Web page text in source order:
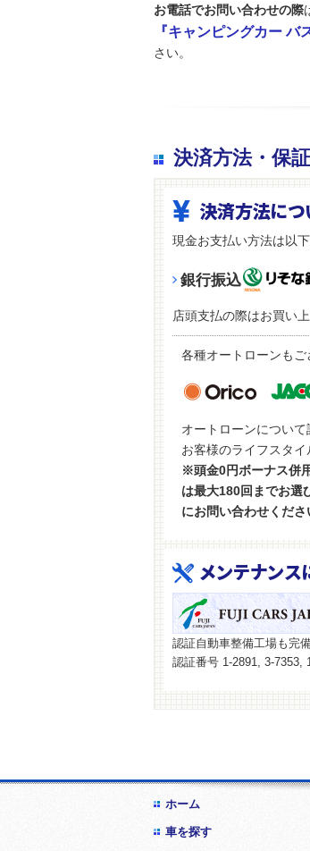
お電話でお問い合わせの際
『キャンピングカー バ
さい。
決済方法・保
決済方法につ
現金お支払い方法は以下
銀行振込
店頭支払の際はお買い
各種オートローンもご
オートローンについて
お客様のライフスタイ
※頭金0円ボーナス併
は最大180回までお選
にお問い合わせくださ
メンテナンス
認証自動車整備工場も完
認証番号 1-2891, 3-7353,
ホーム
車を探す